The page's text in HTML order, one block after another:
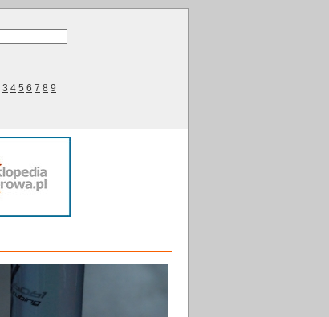
3 4 5 6 7 8 9